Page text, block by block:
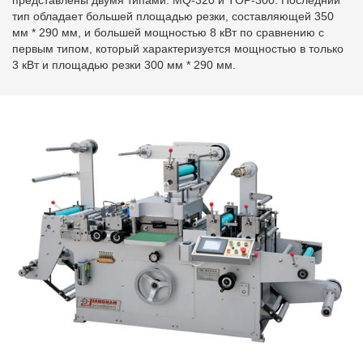
тип обладает большей площадью резки, составляющей 350
мм * 290 мм, и большей мощностью 8 кВт по сравнению с
первым типом, который характеризуется мощностью в только
3 кВт и площадью резки 300 мм * 290 мм.